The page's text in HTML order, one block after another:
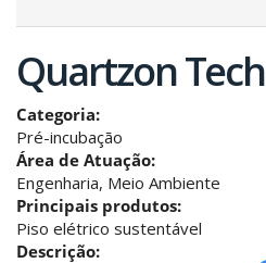
Quartzon Tech
Categoria:
Pré-incubação
Área de Atuação:
Engenharia, Meio Ambiente
Principais produtos:
Piso elétrico sustentável
Descrição: